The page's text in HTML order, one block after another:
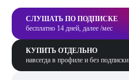
СЛУШАТЬ ПО ПОДПИСКЕ
бесплатно 14 дней, далее /мес
КУПИТЬ ОТДЕЛЬНО
навсегда в профиле и без подписки